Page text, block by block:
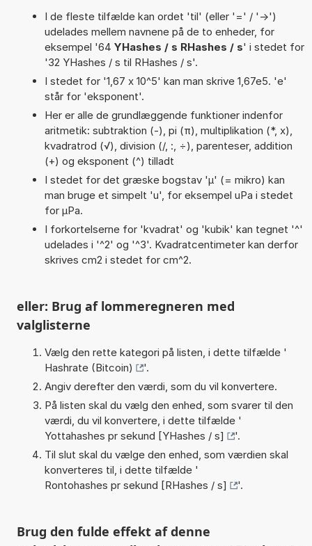
I de fleste tilfælde kan ordet 'til' (eller '=' / '->')
udelades mellem navnene på de to enheder, for
eksempel '64 YHashes / s RHashes / s' i stedet for
'32 YHashes / s til RHashes / s'.
I stedet for '1,67 x 10^5' kan man skrive 1,67e5. 'e'
står for 'eksponent'.
Her er alle de grundlæggende funktioner indenfor
aritmetik: subtraktion (-), pi (π), multiplikation (*, x),
kvadratrod (√), division (/, :, ÷), parenteser, addition
(+) og eksponent (^) tilladt
I stedet for det græske bogstav 'µ' (= mikro) kan
man bruge et simpelt 'u', for eksempel uPa i stedet
for µPa.
I forkortelserne for 'kvadrat' og 'kubik' kan tegnet '^'
udelades i '^2' og '^3'. Kvadratcentimeter kan derfor
skrives cm2 i stedet for cm^2.
eller: Brug af lommeregneren med
valglisterne
Vælg den rette kategori på listen, i dette tilfælde '
Hashrate (Bitcoin)
'.
Angiv derefter den værdi, som du vil konvertere.
På listen skal du vælg den enhed, som svarer til den
værdi, du vil konvertere, i dette tilfælde '
Yottahashes pr sekund [YHashes / s]
'.
Til slut skal du vælge den enhed, som værdien skal
konverteres til, i dette tilfælde '
Rontohashes pr sekund [RHashes / s]
'.
Brug den fulde effekt af denne